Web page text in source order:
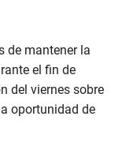
de mantener la
el fin de
del viernes sobre
oportunidad de